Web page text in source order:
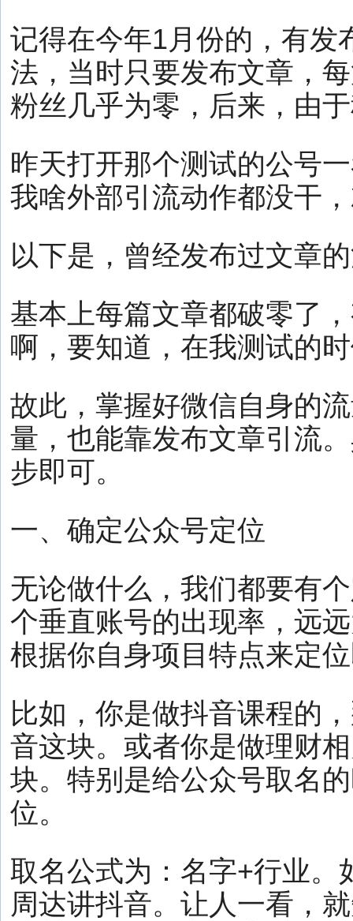
记得在今年1月份的，有发
法，当时只要发布文章，
粉丝几乎为零，后来，由
昨天打开那个测试的公号
我啥外部引流动作都没干
以下是，曾经发布过文章
基本上每篇文章都破零了
啊，要知道，在我测试的
故此，掌握好微信自身的
量，也能靠发布文章引流
步即可。
一、确定公众号定位
无论做什么，我们都要有
个垂直账号的出现率，远
根据你自身项目特点来定
比如，你是做抖音课程的
音这块。或者你是做理财
块。特别是给公众号取名
位。
取名公式为：名字+行业。
周达讲抖音。让人一看，